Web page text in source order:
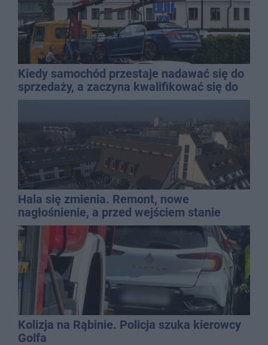
Kiedy samochód przestaje nadawać się do
sprzedaży, a zaczyna kwalifikować się do
kasacji?
Hala się zmienia. Remont, nowe
nagłośnienie, a przed wejściem stanie
QEMETICA ARENA
Kolizja na Rąbinie. Policja szuka kierowcy
Golfa